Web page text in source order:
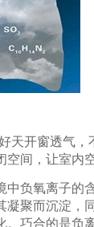
开窗透气，
间，让室内
负氧离子的
聚而沉淀，
巧合的是负